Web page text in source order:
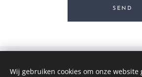
SEND
Wij gebruiken cookies om onze website